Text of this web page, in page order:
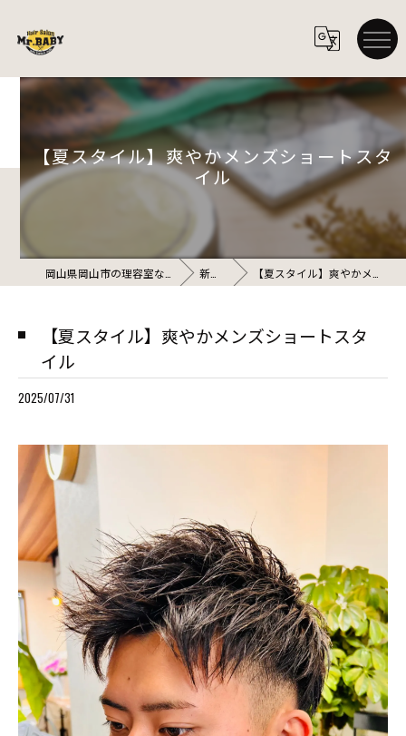
【夏スタイル】爽やかメンズショートスタ
イル
新着情報 【夏スタイル】爽やかメンズショートスタイル
【夏スタイル】爽やかメンズショートスタ
イル
2025/07/31